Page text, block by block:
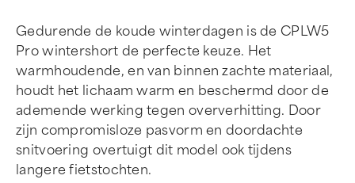
Gedurende de koude winterdagen is de CPLW5
Pro wintershort de perfecte keuze. Het
warmhoudende, en van binnen zachte materiaal,
houdt het lichaam warm en beschermd door de
ademende werking tegen oververhitting. Door
zijn compromisloze pasvorm en doordachte
snitvoering overtuigt dit model ook tijdens
langere fietstochten.